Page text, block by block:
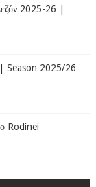
2025-26 |
Season 2025/26
Rodinei